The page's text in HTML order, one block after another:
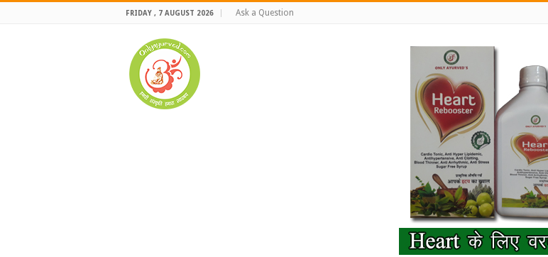
FRIDAY , 7 AUGUST 2026 Ask a Question